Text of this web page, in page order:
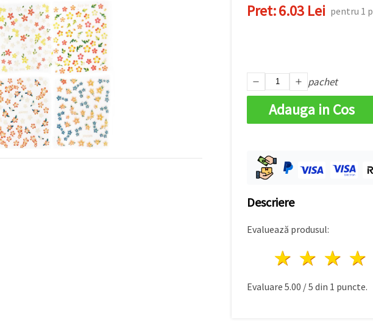
Pret:6.03 Lei pentru 1
pachet
Adauga in Cos
Descriere
Evaluează produsul:
3
2
1 stea
Evaluare 5.00 /5 din 1 puncte.